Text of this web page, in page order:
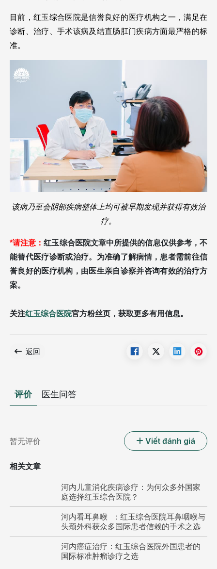
目前，红玉综合医院是信誉良好的医疗机构之一，满足在
诊断、治疗、手术该病及结直肠肛门疾病方面最严格的标
准。
该病乃至会阴部疾病整体上均可被早期发现并获得有效治
疗。
*请注意：红玉综合医院文章中所提供的信息仅供参考，不
能替代医疗诊断或治疗。为准确了解病情，患者需前往信
誉良好的医疗机构，由医生亲自诊察并咨询有效的治疗方
案。
关注红玉综合医院官方粉丝页，获取更多有用信息。
返回
评价 医生问答
暂无评价 Viết đánh giá
相关文章
河内儿童消化疾病诊疗：为何众多外国家
庭选择红玉综合医院？
河内看耳鼻喉 ：红玉综合医院耳鼻咽喉与
头颈外科获众多国际患者信赖的手术之选
河内癌症治疗：红玉综合医院外国患者的
国际标准肿瘤诊疗之选